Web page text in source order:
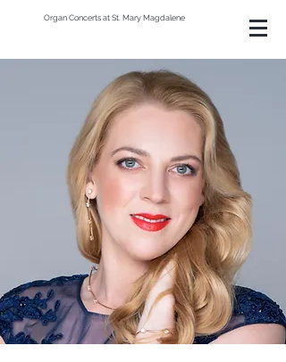
Organ Concerts at St. Mary Magdalene